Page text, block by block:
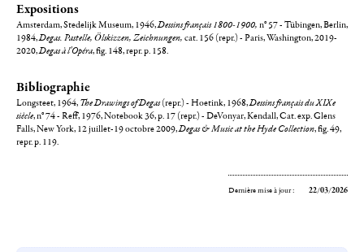
Expositions
Amsterdam, Stedelijk Museum, 1946,Dessins français 1800-1900, n° 57 - Tübingen, Berlin,
1984,Degas. Pastelle, Ölskizzen, Zeichnungen, cat. 156 (repr.) - Paris, Washington, 2019-
2020,Degas à l'Opéra, fig. 148, repr. p. 158.
Bibliographie
Longsteet, 1964, The Drawings of Degas(repr.) - Hoetink, 1968,Dessins français du XIXe
siècle, n° 74 - Reff, 1976, Notebook 36, p. 17 (repr.) - DeVonyar, Kendall, Cat. exp. Glens
Falls, New York, 12 juillet-19 octobre 2009,Degas & Music at the Hyde Collection, fig. 49,
repr. p. 119.
Dernière mise à jour : 22/03/2026